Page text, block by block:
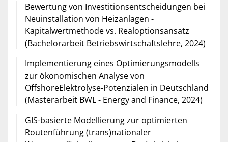
Bewertung von Investitionsentscheidungen bei
Neuinstallation von Heizanlagen -
Kapitalwertmethode vs. Realoptionsansatz
(Bachelorarbeit Betriebswirtschaftslehre, 2024)
Implementierung eines Optimierungsmodells
zur ökonomischen Analyse von
OffshoreElektrolyse-Potenzialen in Deutschland
(Masterarbeit BWL - Energy and Finance, 2024)
GIS-basierte Modellierung zur optimierten
Routenführung (trans)nationaler